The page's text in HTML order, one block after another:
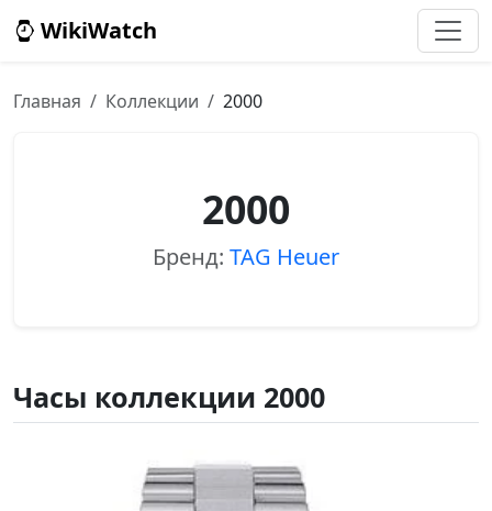
WikiWatch
Главная Коллекции 2000
2000
Бренд: TAG Heuer
Часы коллекции 2000